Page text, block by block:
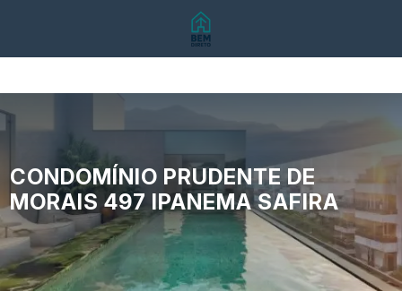
CONDOMÍNIO PRUDENTE DE
MORAIS 497 IPANEMA SAFIRA